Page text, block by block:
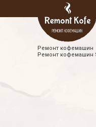
УСЛУГИ И ЦЕНЫ
Ремонт кофемашин
Ремонт кофемашин